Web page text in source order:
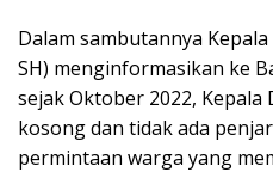
Dalam sambutannya
SH) menginformasikan ke
sejak Oktober 2022, Kepala
kosong dan tidak ada
permintaan warga yang